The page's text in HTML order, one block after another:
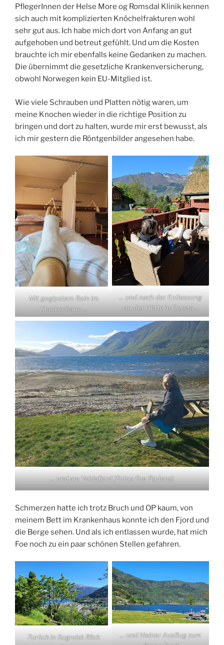
PflegerInnen der Helse More og Romsdal Klinik kennen
sich auch mit komplizierten Knöchelfrakturen wohl
sehr gut aus. Ich habe mich dort von Anfang an gut
aufgehoben und betreut gefühlt. Und um die Kosten
brauchte ich mir ebenfalls keine Gedanken zu machen.
Die übernimmt die gesetzliche Krankenversicherung,
obwohl Norwegen kein EU-Mitglied ist.
Wie viele Schrauben und Platten nötig waren, um
meine Knochen wieder in die richtige Position zu
bringen und dort zu halten, wurde mir erst bewusst, als
ich mir gestern die Röntgenbilder angesehen habe.
Mit gegipstem Bein im
Krankenhaus …
… und nach der Entlassung
vor der Hütte in Oersta …
… und am Voldafjord (Fotos Foe Rodens)
Schmerzen hatte ich trotz Bruch und OP kaum, von
meinem Bett im Krankenhaus konnte ich den Fjord und
die Berge sehen. Und als ich entlassen wurde, hat mich
Foe noch zu ein paar schönen Stellen gefahren.
Zurück in Sogndal: Blick
… und kleiner Ausflug zum